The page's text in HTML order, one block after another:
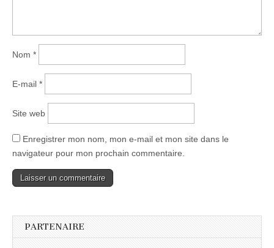
Nom *
E-mail *
Site web
Enregistrer mon nom, mon e-mail et mon site dans le
navigateur pour mon prochain commentaire.
PARTENAIRE